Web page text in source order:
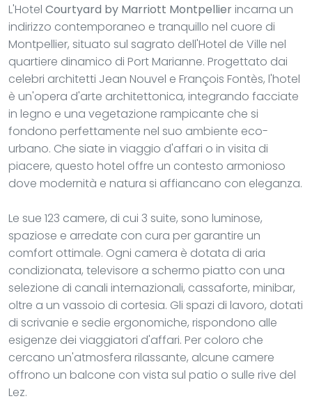
L'Hotel Courtyard by Marriott Montpellier incarna un
indirizzo contemporaneo e tranquillo nel cuore di
Montpellier, situato sul sagrato dell'Hotel de Ville nel
quartiere dinamico di Port Marianne. Progettato dai
celebri architetti Jean Nouvel e François Fontès, l'hotel
è un'opera d'arte architettonica, integrando facciate
in legno e una vegetazione rampicante che si
fondono perfettamente nel suo ambiente eco-
urbano. Che siate in viaggio d'affari o in visita di
piacere, questo hotel offre un contesto armonioso
dove modernità e natura si affiancano con eleganza.
Le sue 123 camere, di cui 3 suite, sono luminose,
spaziose e arredate con cura per garantire un
comfort ottimale. Ogni camera è dotata di aria
condizionata, televisore a schermo piatto con una
selezione di canali internazionali, cassaforte, minibar,
oltre a un vassoio di cortesia. Gli spazi di lavoro, dotati
di scrivanie e sedie ergonomiche, rispondono alle
esigenze dei viaggiatori d'affari. Per coloro che
cercano un'atmosfera rilassante, alcune camere
offrono un balcone con vista sul patio o sulle rive del
Lez.